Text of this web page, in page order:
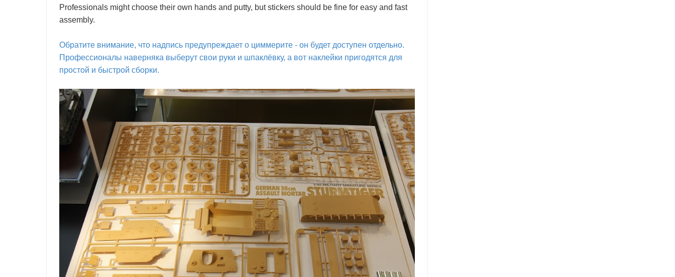
Professionals might choose their own hands and putty, but stickers should be fine for easy and fast
assembly.
Обратите внимание, что надпись предупреждает о циммерите - он будет доступен отдельно.
Профессионалы наверняка выберут свои руки и шпаклёвку, а вот наклейки пригодятся для
простой и быстрой сборки.